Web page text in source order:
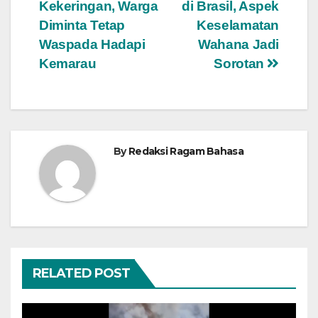
di Brasil, Aspek
Keselamatan
Wahana Jadi
Sorotan
Kekeringan, Warga
Diminta Tetap
Waspada Hadapi
Kemarau
ByRedaksi Ragam Bahasa
RELATED POST